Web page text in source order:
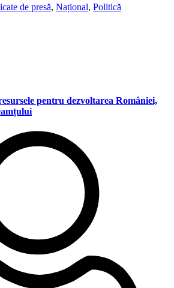
de presă, Național, Politică
pentru dezvoltarea României,